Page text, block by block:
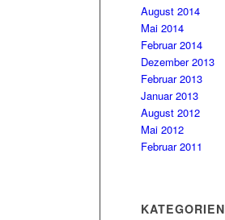
August 2014
Mai 2014
Februar 2014
Dezember 2013
Februar 2013
Januar 2013
August 2012
Mai 2012
Februar 2011
KATEGORIEN